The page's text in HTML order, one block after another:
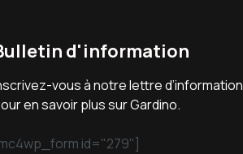
d'information
vous à notre lettre d’information
en savoir plus sur Gardino.
id="279"]